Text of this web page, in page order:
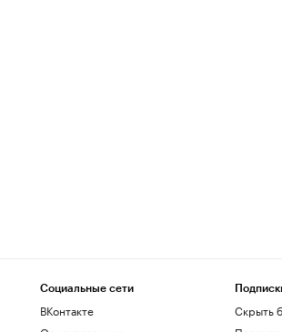
Социальные сети
ВКонтакте
Скрыть